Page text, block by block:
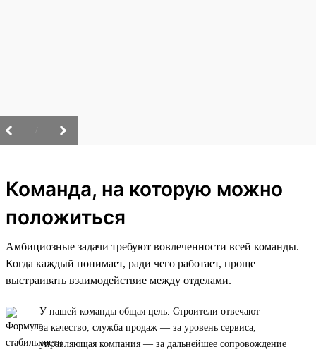
Команда, на которую можно
положиться
Амбициозные задачи требуют вовлеченности всей команды.
Когда каждый понимает, ради чего работает, проще
выстраивать взаимодействие между отделами.
У нашей команды общая цель. Строители отвечают
за качество, служба продаж — за уровень сервиса,
управляющая компания — за дальнейшее сопровождение